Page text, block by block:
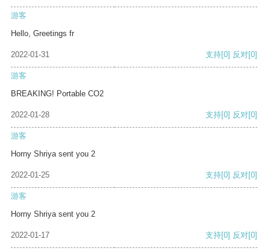
游客
Hello, Greetings fr
2022-01-31 支持[0] 反对[0]
游客
BREAKING! Portable CO2
2022-01-28 支持[0] 反对[0]
游客
Horny Shriya sent you 2
2022-01-25 支持[0] 反对[0]
游客
Horny Shriya sent you 2
2022-01-17 支持[0] 反对[0]